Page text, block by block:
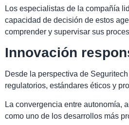
Los especialistas de la compañía
capacidad de decisión de estos
comprender y supervisar sus
Innovación
Desde la perspectiva de
regulatorios, estándares éticos y
La convergencia entre autonomía,
como uno de los desarrollos más